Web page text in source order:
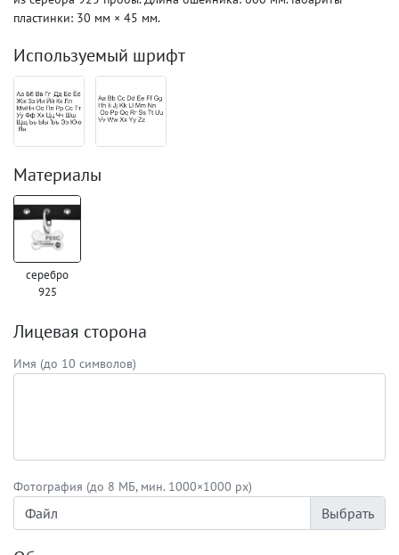
пластинки: 30 мм × 45 мм.
Используемый шрифт
Материалы
серебро
925
Лицевая сторона
Имя (до 10 символов)
Фотография (до 8 МБ, мин. 1000×1000 px)
Файл